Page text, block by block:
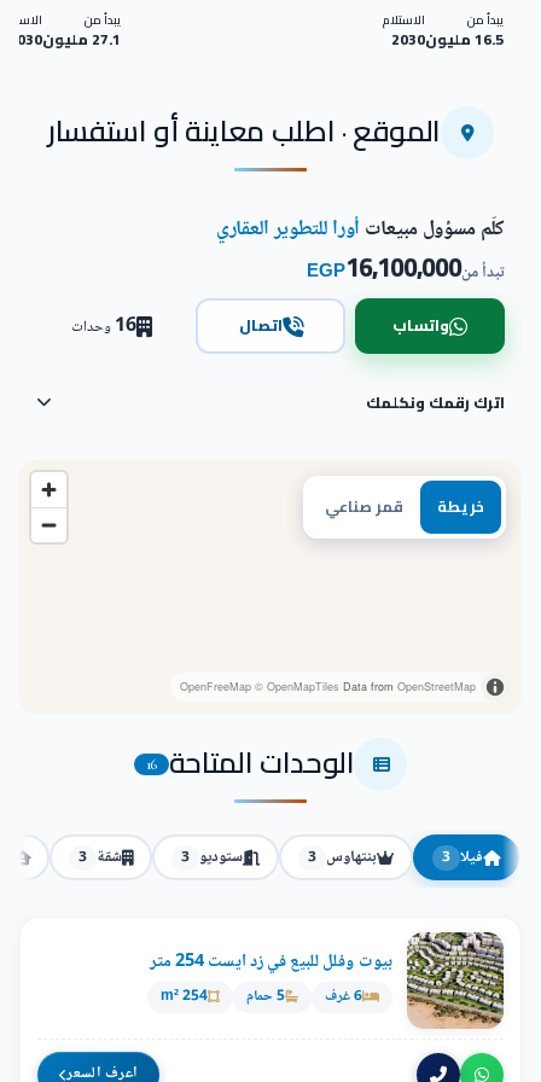
يبدأ من
16.5 مليون
الاستلام
2030
يبدأ من
27.1 مليون
الاستلام
2030
الموقع · اطلب معاينة أو استفسار
خريطة قمر صناعي
OpenFreeMap © OpenMapTiles Data from OpenStreetMap
كلّم مسؤول مبيعات أورا للتطوير العقاري
تبدأ من16,100,000
EGP
واتساب اتصال 16وحدات
اترك رقمك ونكلمك
الوحدات المتاحة 16
فيلا 3 بنتهاوس 3 ستوديو 3 شقة 3
بيوت وفلل للبيع في زد ايست 254 متر
6 غرف 5 حمام 254 m²
اعرف السعر